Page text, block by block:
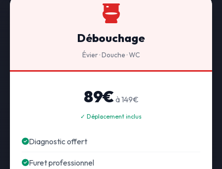
Débouchage
Évier · Douche · WC
89€ à 149€
✓ Déplacement inclus
Diagnostic offert
Furet professionnel